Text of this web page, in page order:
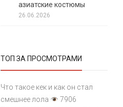
азиатские костюмы
26.06.2026
ТОП ЗА ПРОСМОТРАМИ
Что такое кек и как он стал
смешнее лола
7906